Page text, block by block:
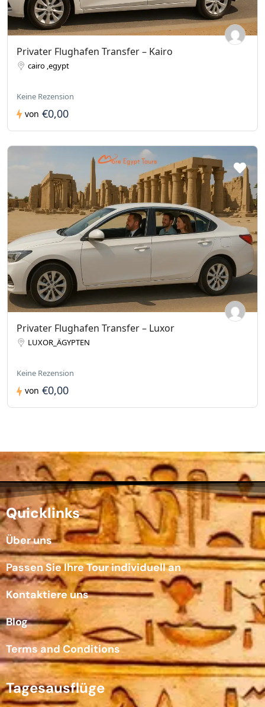
Privater Flughafen Transfer – Kairo
cairo ,egypt
Keine Rezension
von €0,00
Privater Flughafen Transfer – Luxor
LUXOR_ÄGYPTEN
Keine Rezension
von €0,00
Quicklinks
Über uns
Passen Sie Ihre Tour individuell an
Kontaktiere uns
Blog
Terms and Conditions
Tagesausflüge